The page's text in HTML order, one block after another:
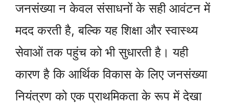
जनसंख्या न केवल संसाधनों के सही आवंटन में
मदद करती है, बल्कि यह शिक्षा और स्वास्थ्य
सेवाओं तक पहुंच को भी सुधारती है। यही
कारण है कि आर्थिक विकास के लिए जनसंख्या
नियंत्रण को एक प्राथमिकता के रूप में देखा